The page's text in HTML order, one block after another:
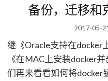
备份，迁移和
2017-05-21
继《Oracle支持在docker
《在MAC上安装docker
们再来看看如何将docker